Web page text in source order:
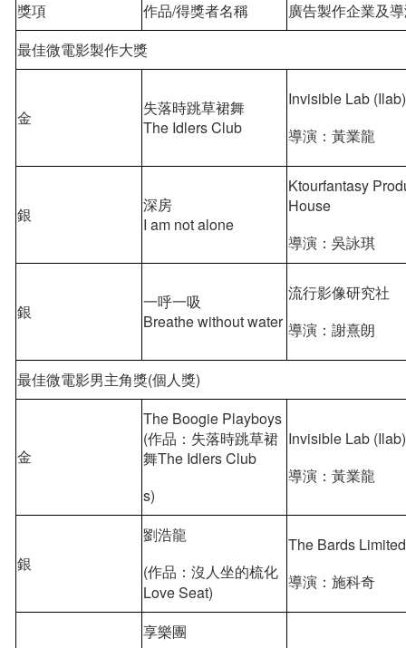
獎項 作品/得獎者名稱
廣告製作企業及
最佳微電影製作大獎
金
失落時跳草裙舞
The Idlers Club
Invisible Lab (Ilab)
導演：黃業龍
銀
深房
I am not alone
Ktourfantasy
House
導演：吳詠琪
銀
一呼一吸
Breathe without water
流行影像研究社
導演：謝熹朗
最佳微電影男主角獎(個人獎)
金
The Boogie Playboys
(作品：失落時跳草裙
舞The Idlers Club
s)
Invisible Lab (Ilab)
導演：黃業龍
銀
劉浩龍
(作品：沒人坐的梳化
Love Seat)
The Bards Limited
導演：施科奇
享樂團